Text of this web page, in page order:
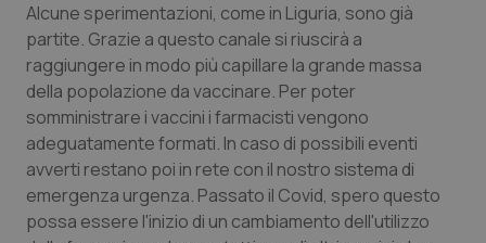
Lombardia
Marche
Molise
Piemonte
Dolore
Donna & Salute
Epatiti
HIV
Alcune sperimentazioni, come in Liguria, sono già
partite. Grazie a questo canale si riuscirà a
raggiungere in modo più capillare la grande massa
della popolazione da vaccinare. Per poter
somministrare i vaccini i farmacisti vengono
adeguatamente formati. In caso di possibili eventi
avverti restano poi in rete con il nostro sistema di
emergenza urgenza. Passato il Covid, spero questo
possa essere l'inizio di un cambiamento dell'utilizzo